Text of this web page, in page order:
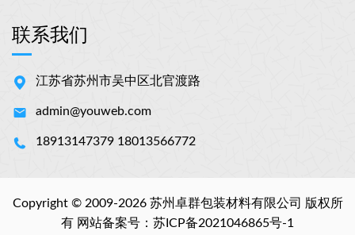
联系我们
江苏省苏州市吴中区北官渡路
admin@youweb.com
18913147379 18013566772
Copyright © 2009-2026 苏州卓群包装材料有限公司 版权所
有 网站备案号： 苏ICP备2021046865号-1